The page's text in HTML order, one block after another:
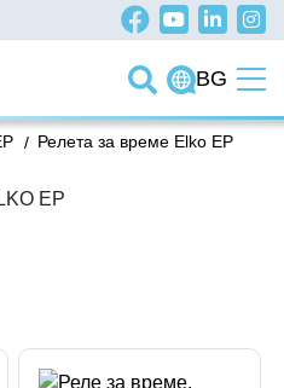
BG
/ Релета за време Elko EP